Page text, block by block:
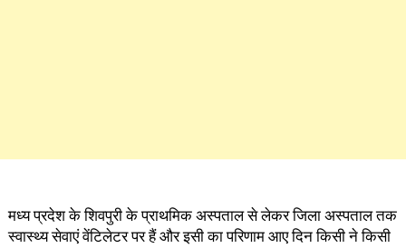
मध्य प्रदेश के शिवपुरी के प्राथमिक अस्पताल से लेकर जिला अस्पताल तक
स्वास्थ्य सेवाएं वेंटिलेटर पर हैं और इसी का परिणाम आए दिन किसी ने किसी